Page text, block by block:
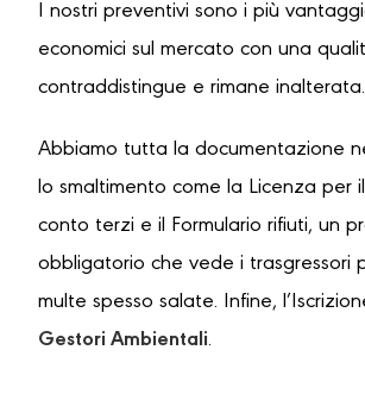
I nostri preventivi sono i più
economici sul mercato con una
contraddistingue e rimane inalterata.
Abbiamo tutta la documentazione
lo smaltimento come la Licenza per
conto terzi e il Formulario rifiuti, un
obbligatorio che vede i trasgressori
multe spesso salate. Infine,
Gestori Ambientali.